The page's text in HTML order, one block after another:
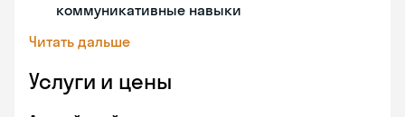
коммуникативные навыки
Читать дальше
Услуги и цены